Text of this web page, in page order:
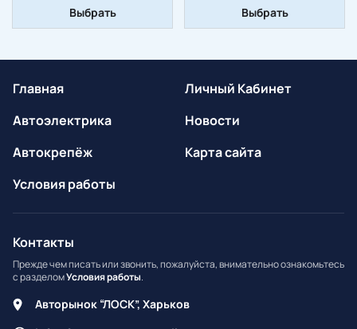
Выбрать Выбрать
Главная
Автоэлектрика
Автокрепёж
Условия работы
Личный Кабинет
Новости
Карта сайта
Контакты
Прежде чем писать или звонить, пожалуйста, внимательно ознакомьтесь
с разделомУсловия работы.
Авторынок “ЛОСК”, Харьков